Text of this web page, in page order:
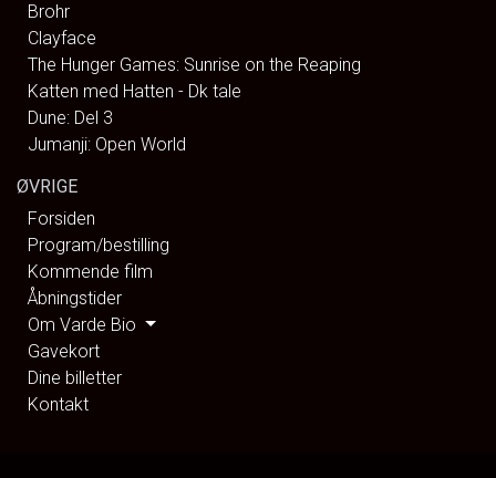
Brohr
Clayface
The Hunger Games: Sunrise on the Reaping
Katten med Hatten - Dk tale
Dune: Del 3
Jumanji: Open World
ØVRIGE
Forsiden
Program/bestilling
Kommende film
Åbningstider
Om Varde Bio
Gavekort
Dine billetter
Kontakt